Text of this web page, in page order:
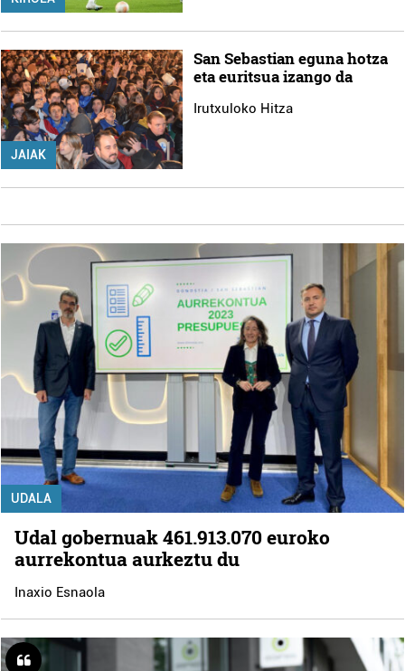
JAIAK
San Sebastian eguna hotza
eta euritsua izango da
Irutxuloko Hitza
UDALA
Udal gobernuak 461.913.070 euroko
aurrekontua aurkeztu du
Inaxio Esnaola